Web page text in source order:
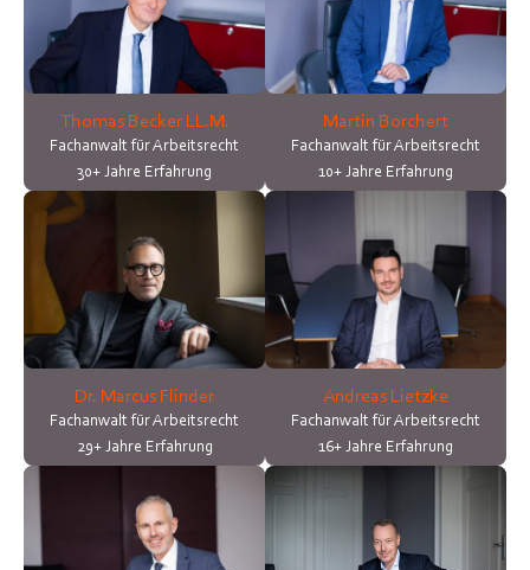
Thomas Becker LL.M.
Fachanwalt für Arbeitsrecht
30+ Jahre Erfahrung
Martin Borchert
Fachanwalt für Arbeitsrecht
10+ Jahre Erfahrung
Dr. Marcus Flinder
Fachanwalt für Arbeitsrecht
29+ Jahre Erfahrung
Andreas Lietzke
Fachanwalt für Arbeitsrecht
16+ Jahre Erfahrung